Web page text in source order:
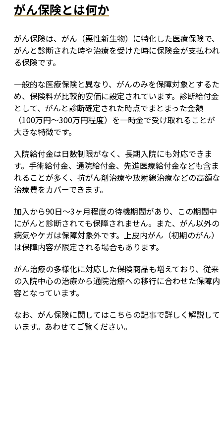
がん保険とは何か
がん保険は、がん（悪性新生物）に特化した医療保険で、
がんと診断された時や治療を受けた時に保険金が支払われ
る保険です。
一般的な医療保険と異なり、がんのみを保障対象とするた
め、保険料が比較的安価に設定されています。診断給付金
として、がんと診断確定された時点でまとまった金額
（100万円～300万円程度）を一時金で受け取れることが
大きな特徴です。
入院給付金は日数制限がなく、長期入院にも対応できま
す。手術給付金、通院給付金、先進医療給付金なども含ま
れることが多く、抗がん剤治療や放射線治療などの高額な
治療費をカバーできます。
加入から90日～3ヶ月程度の待機期間があり、この期間中
にがんと診断されても保障されません。また、がん以外の
病気やケガは保障対象外です。上皮内がん（初期のがん）
は保障内容が限定される場合もあります。
がん治療の多様化に対応した保険商品も増えており、従来
の入院中心の治療から通院治療への移行に合わせた保障内
容となっています。
なお、がん保険に関してはこちらの記事で詳しく解説して
います。あわせてご覧ください。